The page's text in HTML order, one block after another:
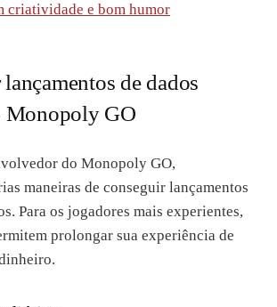
criatividade e bom humor
de dados
Monopoly GO
do Monopoly GO,
maneiras de conseguir lançamentos
Para os jogadores mais experientes,
prolongar sua experiência de